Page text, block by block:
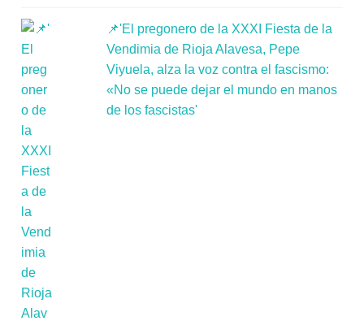
📌'El pregonero de la XXXI Fiesta de la
Vendimia de Rioja Alavesa, Pepe
Viyuela, alza la voz contra el fascismo:
«No se puede dejar el mundo en manos
de los fascistas'